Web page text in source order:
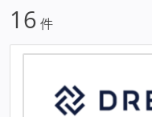
16 件